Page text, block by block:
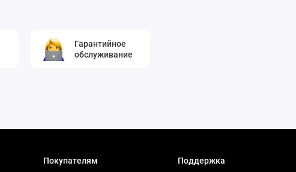
Гарантийное
обслуживание
Покупателям Поддержка